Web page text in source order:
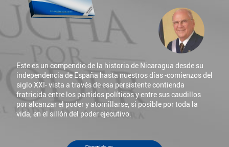
Este es un compendio de la historia de Nicaragua desde su
independencia de España hasta nuestros días -comienzos del
siglo XXI- vista a través de esa persistente contienda
fratricida entre los partidos políticos y entre sus caudillos
por alcanzar el poder y atornillarse, si posible por toda la
vida, en el sillón del poder ejecutivo.